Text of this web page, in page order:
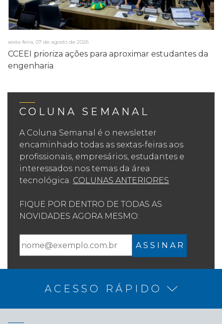
sexta-feira, 07 de agosto de 2026
CCEEI prioriza ações para aproximar estudantes da
engenharia
COLUNA SEMANAL
A Coluna Semanal é o newsletter
encaminhado todas as sextas-feiras aos
profissionais, empresários, estudantes e
interessados nos temas da área
tecnológica. COLUNAS ANTERIORES
FIQUE POR DENTRO DE TODAS AS
NOVIDADES AGORA MESMO:
A S S I N A R
ACESSO RÁPIDO